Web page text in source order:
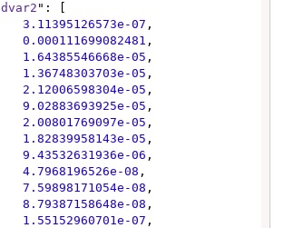
dvar2 ": [
3.11395126573e-07 ,
0.000111699082481 ,
1.64385546668e-05 ,
1.36748303703e-05 ,
2.12006598304e-05 ,
9.02883693925e-05 ,
2.00801769097e-05 ,
1.82839958143e-05 ,
9.43532631936e-06 ,
4.7968196526e-08 ,
7.59898171054e-08 ,
8.79387158648e-08 ,
1.55152960701e-07 ,